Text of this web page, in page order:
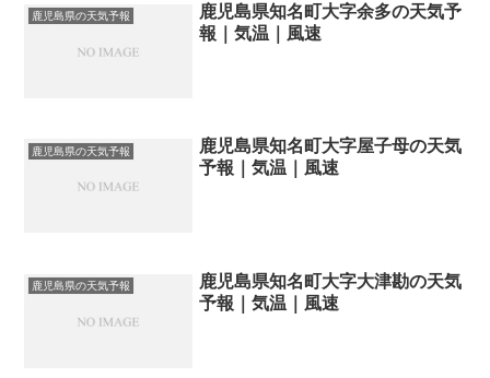
鹿児島県の天気予報
鹿児島県知名町大字余多の天気予
報｜気温｜風速
鹿児島県の天気予報
鹿児島県知名町大字屋子母の天気
予報｜気温｜風速
鹿児島県の天気予報
鹿児島県知名町大字大津勘の天気
予報｜気温｜風速